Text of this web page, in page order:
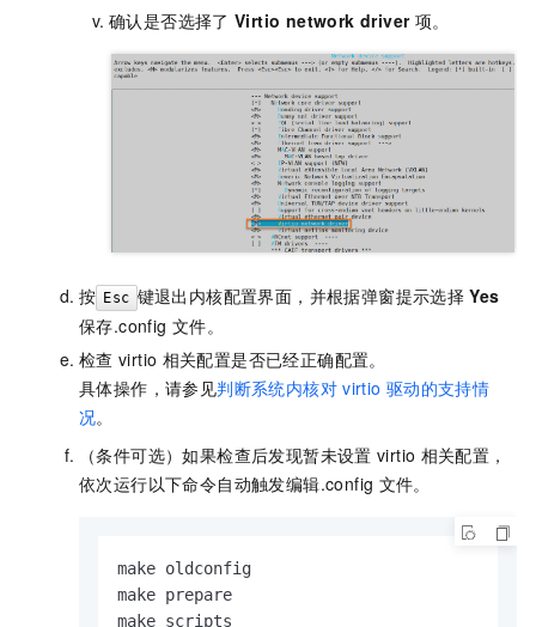
确认是否选择了 Virtio network driver 项。
按 Esc 键退出内核配置界面，并根据弹窗提示选择 Yes
保存.config 文件。
检查 virtio 相关配置是否已经正确配置。
具体操作，请参见判断系统内核对 virtio 驱动的支持情
况。
（条件可选）如果检查后发现暂未设置 virtio 相关配置，
依次运行以下命令自动触发编辑.config 文件。
make oldconfig
make prepare
make scripts